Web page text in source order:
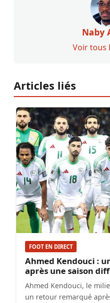
Naby
Voir tous
Articles liés
FOOT EN DIRECT
Ahmed Kendouci :
après une saison
Ahmed Kendouci, le
un retour remarqué